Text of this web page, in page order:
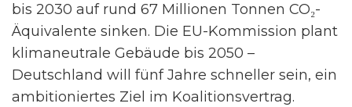
bis 2030 auf rund 67 Millionen Tonnen CO₂-
Äquivalente sinken. Die EU-Kommission plant
klimaneutrale Gebäude bis 2050 –
Deutschland will fünf Jahre schneller sein, ein
ambitioniertes Ziel im Koalitionsvertrag.